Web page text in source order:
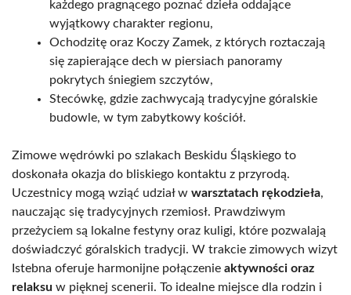
każdego pragnącego poznać dzieła oddające
wyjątkowy charakter regionu,
Ochodzitę oraz Koczy Zamek, z których roztaczają
się zapierające dech w piersiach panoramy
pokrytych śniegiem szczytów,
Stecówkę, gdzie zachwycają tradycyjne góralskie
budowle, w tym zabytkowy kościół.
Zimowe wędrówki po szlakach Beskidu Śląskiego to
doskonała okazja do bliskiego kontaktu z przyrodą.
Uczestnicy mogą wziąć udział w warsztatach rękodzieła,
nauczając się tradycyjnych rzemiosł. Prawdziwym
przeżyciem są lokalne festyny oraz kuligi, które pozwalają
doświadczyć góralskich tradycji. W trakcie zimowych wizyt
Istebna oferuje harmonijne połączenie aktywności oraz
relaksu w pięknej scenerii. To idealne miejsce dla rodzin i